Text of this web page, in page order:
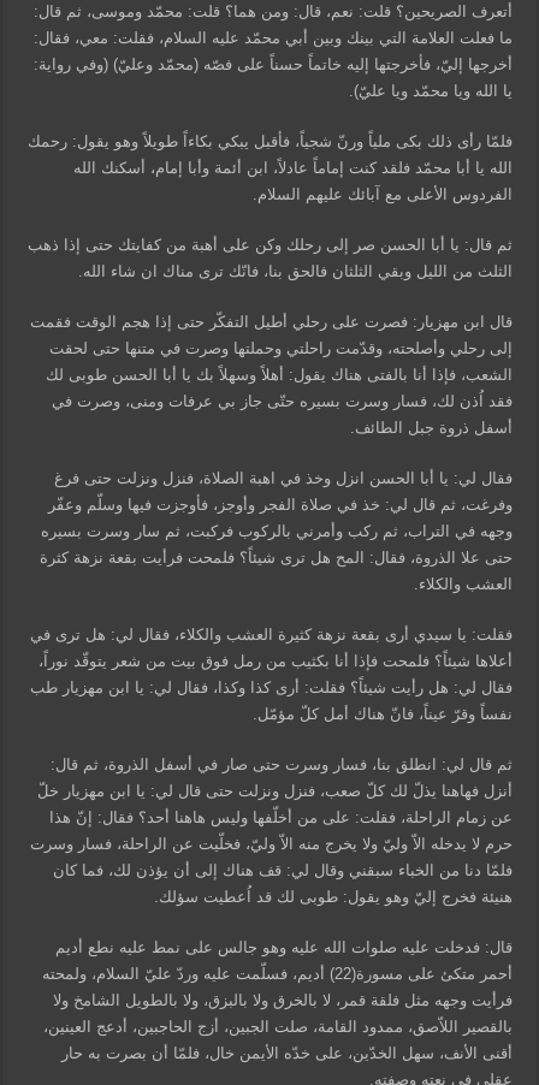
أتعرف الصريحين؟ قلت: نعم، قال: ومن هما؟ قلت: محمّد وموسى، ثم قال:
ما فعلت العلامة التي بينك وبين أبي محمّد عليه السلام، فقلت: معي، فقال:
أخرجها إليّ، فأخرجتها إليه خاتماً حسناً على فصّه (محمّد وعليّ) (وفي رواية:
يا الله ويا محمّد ويا عليّ).
فلمّا رأى ذلك بكى ملياً ورنّ شجياً، فأقبل يبكي بكاءاً طويلاً وهو يقول: رحمك
الله يا أبا محمّد فلقد كنت إماماً عادلاً، ابن أئمة وأبا إمام، أسكنك الله
الفردوس الأعلى مع آبائك عليهم السلام.
ثم قال: يا أبا الحسن صر إلى رحلك وكن على أهبة من كفايتك حتى إذا ذهب
الثلث من الليل وبقي الثلثان فالحق بنا، فانّك ترى مناك ان شاء الله.
قال ابن مهزيار: فصرت على رحلي أطيل التفكّر حتى إذا هجم الوقت فقمت
إلى رحلي وأصلحته، وقدّمت راحلتي وحملتها وصرت في متنها حتى لحقت
الشعب، فإذا أنا بالفتى هناك يقول: أهلاً وسهلاً بك يا أبا الحسن طوبى لك
فقد اُذن لك، فسار وسرت بسيره حتّى جاز بي عرفات ومنى، وصرت في
أسفل ذروة جبل الطائف.
فقال لي: يا أبا الحسن انزل وخذ في اهبة الصلاة، فنزل ونزلت حتى فرغ
وفرغت، ثم قال لي: خذ في صلاة الفجر وأوجز، فأوجزت فيها وسلّم وعفّر
وجهه في التراب، ثم ركب وأمرني بالركوب فركبت، ثم سار وسرت بسيره
حتى علا الذروة، فقال: المح هل ترى شيئاً؟ فلمحت فرأيت بقعة نزهة كثرة
العشب والكلاء.
فقلت: يا سيدي أرى بقعة نزهة كثيرة العشب والكلاء، فقال لي: هل ترى في
أعلاها شيئاً؟ فلمحت فإذا أنا بكثيب من رمل فوق بيت من شعر يتوقّد نوراً،
فقال لي: هل رأيت شيئاً؟ فقلت: أرى كذا وكذا، فقال لي: يا ابن مهزيار طب
نفساً وقرّ عيناً، فانّ هناك أمل كلّ مؤمّل.
ثم قال لي: انطلق بنا، فسار وسرت حتى صار في أسفل الذروة، ثم قال:
أنزل فهاهنا يذلّ لك كلّ صعب، فنزل ونزلت حتى قال لي: يا ابن مهزيار خلّ
عن زمام الراحلة، فقلت: على من أخلّفها وليس هاهنا أحد؟ فقال: إنّ هذا
حرم لا يدخله الاّ وليّ ولا يخرج منه الاّ وليّ، فخلّيت عن الراحلة، فسار وسرت
فلمّا دنا من الخباء سبقني وقال لي: قف هناك إلى أن يؤذن لك، فما كان
هنيئة فخرج إليّ وهو يقول: طوبى لك قد اُعطيت سؤلك.
قال: فدخلت عليه صلوات الله عليه وهو جالس على نمط عليه نطع أديم
أحمر متكئ على مسورة(22) أديم، فسلّمت عليه وردّ عليّ السلام، ولمحته
فرأيت وجهه مثل فلقة قمر، لا بالخرق ولا بالبزق، ولا بالطويل الشامخ ولا
بالقصير اللاّصق، ممدود القامة، صلت الجبين، أزج الحاجبين، أدعج العينين،
أقنى الأنف، سهل الخدّين، على خدّه الأيمن خال، فلمّا أن بصرت به حار
عقلي في نعته وصفته.